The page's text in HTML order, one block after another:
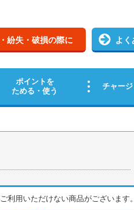
利用いただけない商品がございます。